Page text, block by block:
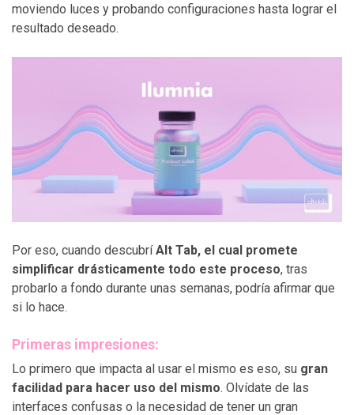
moviendo luces y probando configuraciones hasta lograr el
resultado deseado.
Por eso, cuando descubríAlt Tab, el cual promete
simplificar drásticamente todo este proceso, tras
probarlo a fondo durante unas semanas, podría afirmar que
si lo hace.
Primeras impresiones:
Lo primero que impacta al usar el mismo es eso, su gran
facilidad para hacer uso del mismo. Olvídate de las
interfaces confusas o la necesidad de tener un gran